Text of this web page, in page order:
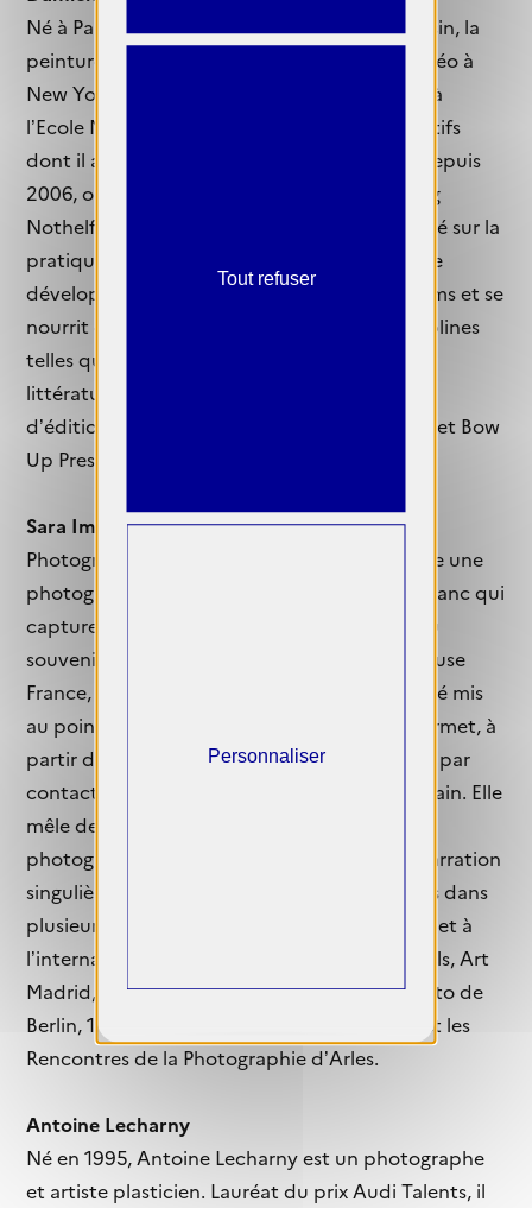
Né à Paris, Damien Daufresne a étudié le dessin, la
peinture, la gravure, la photographie et la vidéo à
New York à la School of Visual Arts et à Paris à
l’Ecole Nationale Supérieure des Arts Décoratifs
dont il a été diplômé en 2003. Il vit à Berlin depuis
2006, où il est représenté par la Galerie Georg
Nothelfer. Si son travail est principalement axé sur la
pratique du dessin et de la photographie, il se
développe également à travers des courts films et se
nourrit de collaborations avec d’autres disciplines
telles que le théâtre, la danse, la musique, la
littérature. Il travaille avec plusieurs maisons
d’édition dont Fata Morgana, Edizioni Origini et Bow
Up Press.
Sara Imloul
Photographe plasticienne, Sara Imloul déploie une
photographie autobiographique en noir et blanc qui
capture et fige des visions intérieures nées du
souvenir. Depuis ses études à l’ETPA de Toulouse
France, Sara Imloul utilise le calotype, procédé mis
au point par Henri Fox Talbot en 1840 qui permet, à
partir d’un négatif papier, d’obtenir un tirage par
contact. Chaque négatif est retravaillé à la main. Elle
mêle dessin et collage à ses tirages
photographiques, et compose à la main sa narration
singulière. Ses photographies sont présentées dans
plusieurs galeries, foires et festivals en France et à
l’international tels que Paris Photo, Art Brussels, Art
Madrid, UNSEEN Amsterdam, Le Mois de Photo de
Berlin, 1.54 Marrakech, In Cadaques festival et les
Rencontres de la Photographie d’Arles.
Antoine Lecharny
Né en 1995, Antoine Lecharny est un photographe
et artiste plasticien. Lauréat du prix Audi Talents, il
Tout refuser
Personnaliser